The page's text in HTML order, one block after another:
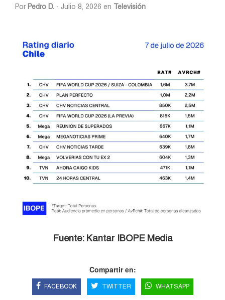
Por Pedro D. - Julio 8, 2026 en Televisión
Fuente: Kantar IBOPE Media
Compartir en:
FACEBOOK TWITTER WHATSAPP